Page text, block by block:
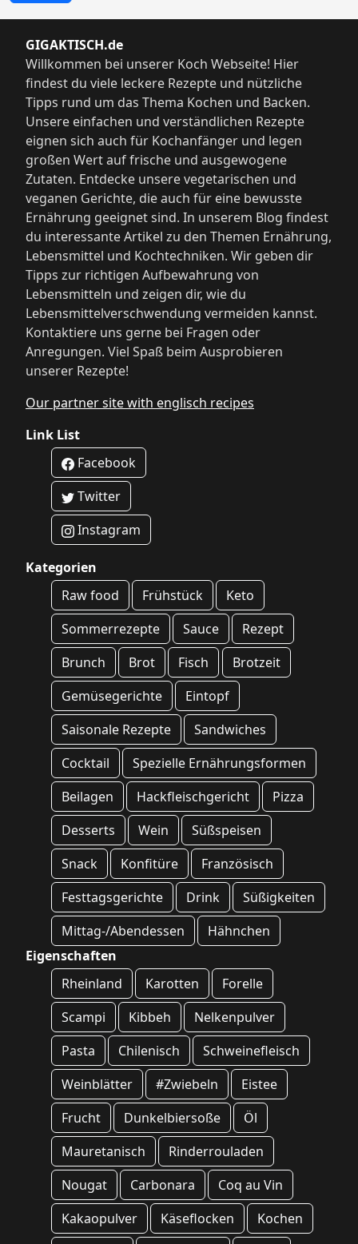
GIGAKTISCH.de
Willkommen bei unserer Koch Webseite! Hier
findest du viele leckere Rezepte und nützliche
Tipps rund um das Thema Kochen und Backen.
Unsere einfachen und verständlichen Rezepte
eignen sich auch für Kochanfänger und legen
großen Wert auf frische und ausgewogene
Zutaten. Entdecke unsere vegetarischen und
veganen Gerichte, die auch für eine bewusste
Ernährung geeignet sind. In unserem Blog findest
du interessante Artikel zu den Themen Ernährung,
Lebensmittel und Kochtechniken. Wir geben dir
Tipps zur richtigen Aufbewahrung von
Lebensmitteln und zeigen dir, wie du
Lebensmittelverschwendung vermeiden kannst.
Kontaktiere uns gerne bei Fragen oder
Anregungen. Viel Spaß beim Ausprobieren
unserer Rezepte!
Our partner site with englisch recipes
Link List
Facebook
Twitter
Instagram
Kategorien
Raw food
Frühstück
Keto
Sommerrezepte
Sauce
Rezept
Brunch
Brot Fisch
Brotzeit
Gemüsegerichte
Eintopf
Saisonale Rezepte
Sandwiches
Cocktail
Spezielle Ernährungsformen
Beilagen
Hackfleischgericht
Pizza
Desserts
Wein
Süßspeisen
Snack
Konfitüre
Französisch
Festtagsgerichte
Drink
Süßigkeiten
Mittag-/Abendessen
Hähnchen
Eigenschaften
Rheinland
Karotten
Forelle
Scampi
Kibbeh
Nelkenpulver
Pasta
Chilenisch
Schweinefleisch
Weinblätter
#Zwiebeln
Eistee
Frucht
Dunkelbiersoße
Öl
Mauretanisch
Rinderrouladen
Nougat
Carbonara
Coq au Vin
Kakaopulver
Käseflocken
Kochen